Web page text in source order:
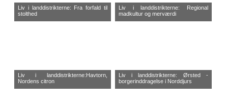
Liv i landdistrikterne: Fra forfald til
stolthed
Liv i landdistrikterne: Regional
madkultur og merværdi
Liv i landdistrikterne:Havtorn,
Nordens citron
Liv i landdistrikterne: Ørsted -
borgerinddragelse i Norddjurs